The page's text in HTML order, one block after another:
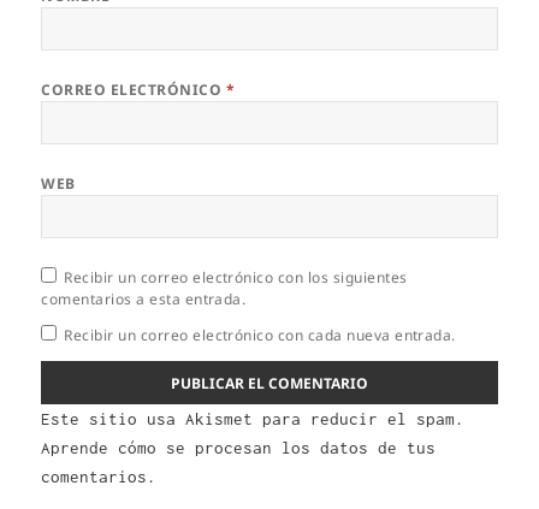
CORREO ELECTRÓNICO *
WEB
Recibir un correo electrónico con los siguientes
comentarios a esta entrada.
Recibir un correo electrónico con cada nueva entrada.
Este sitio usa Akismet para reducir el spam.
Aprende cómo se procesan los datos de tus
comentarios.